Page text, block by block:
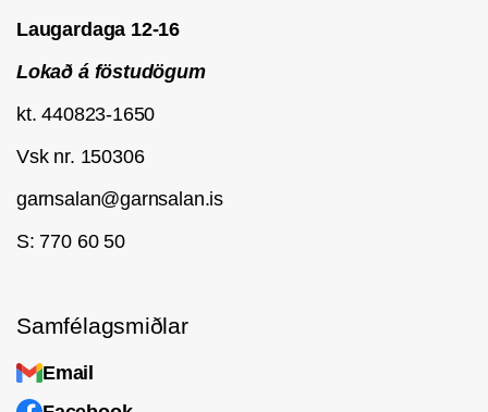
Laugardaga 12-16
Lokað á föstudögum
kt. 440823-1650
Vsk nr. 150306
garnsalan@garnsalan.is
S: 770 60 50
Samfélagsmiðlar
Email